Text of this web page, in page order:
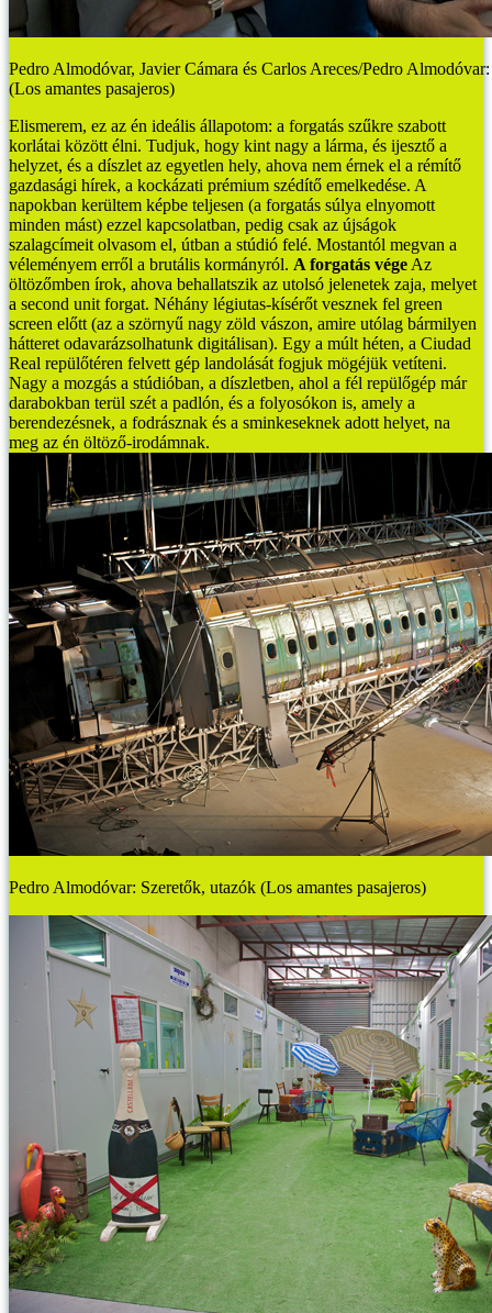
Pedro Almodóvar, Javier Cámara és Carlos Areces/Pedro
(Los amantes pasajeros)
Elismerem, ez az én ideális állapotom: a forgatás szűkre szabott
korlátai között élni. Tudjuk, hogy kint nagy a lárma, és ijesztő a
helyzet, és a díszlet az egyetlen hely, ahova nem érnek el a rémítő
gazdasági hírek, a kockázati prémium szédítő emelkedése. A
napokban kerültem képbe teljesen (a forgatás súlya elnyomott
minden mást) ezzel kapcsolatban, pedig csak az újságok
szalagcímeit olvasom el, útban a stúdió felé. Mostantól megvan a
véleményem erről a brutális kormányról. A forgatás vége Az
öltözőmben írok, ahova behallatszik az utolsó jelenetek zaja, melyet
a second unit forgat. Néhány légiutas-kísérőt vesznek fel green
screen előtt (az a szörnyű nagy zöld vászon, amire utólag bármilyen
hátteret odavarázsolhatunk digitálisan). Egy a múlt héten, a Ciudad
Real repülőtéren felvett gép landolását fogjuk mögéjük vetíteni.
Nagy a mozgás a stúdióban, a díszletben, ahol a fél repülőgép már
darabokban terül szét a padlón, és a folyosókon is, amely a
berendezésnek, a fodrásznak és a sminkeseknek adott helyet, na
meg az én öltöző-irodámnak.
Pedro Almodóvar: Szeretők, utazók (Los amantes pasajeros)